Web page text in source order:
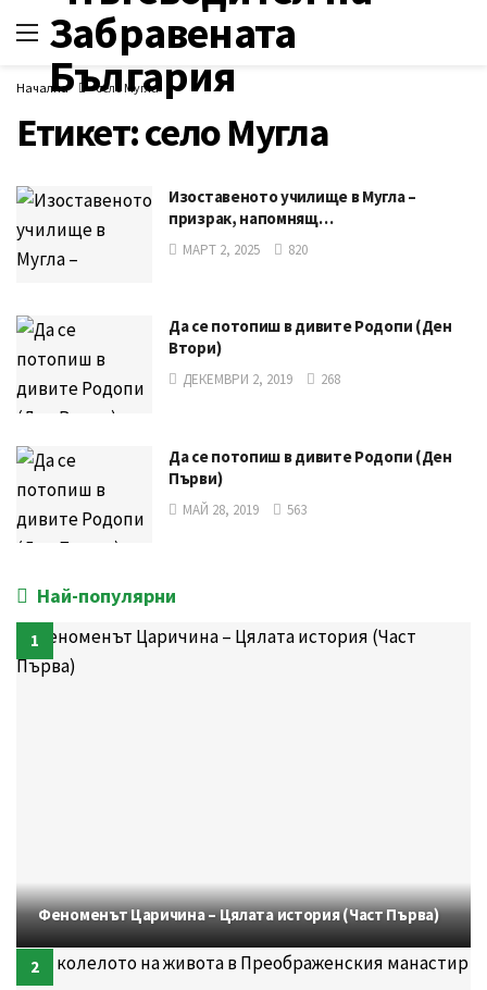
Начална село Мугла
Етикет:село Мугла
Изоставеното училище в Мугла –
призрак, напомнящ…
МАРТ 2, 2025 820
Да се потопиш в дивите Родопи (Ден
Втори)
ДЕКЕМВРИ 2, 2019 268
Да се потопиш в дивите Родопи (Ден
Първи)
МАЙ 28, 2019 563
Най-популярни
Феноменът Царичина – Цялата история (Част Първа)